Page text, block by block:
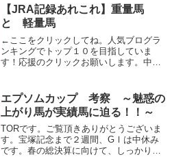
感があったのかなと、勝手に推察してい
ます。「ダービージョ...
【JRA記録あれこれ】重量馬
と 軽量馬
←ここをクリックしてね。人気ブログラ
ンキングでトップ１０を目指していま
す！応援のクリックお願いします。中央
を巡る新企画、【JRA記録あれこれ】の
コーナーです。今回は...
エプソムカップ 考察 ～魅惑の
上がり馬が実績馬に迫る！！～
TORです。ご覧頂きありがとうございま
す。宝塚記念まで２週間、GⅠは中休み
です。春の総決算に向けて、しっかり軍